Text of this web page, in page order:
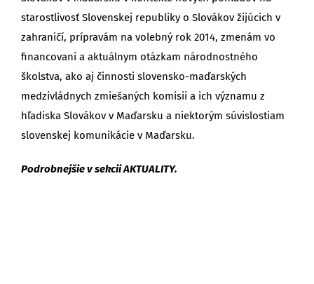
starostlivosť Slovenskej republiky o Slovákov žijúcich v
zahraničí, prípravám na volebný rok 2014, zmenám vo
financovaní a aktuálnym otázkam národnostného
školstva, ako aj činnosti slovensko-maďarských
medzivládnych zmiešaných komisii a ich významu z
hľadiska Slovákov v Maďarsku a niektorým súvislostiam
slovenskej komunikácie v Maďarsku.
Podrobnejšie v sekcii AKTUALITY.